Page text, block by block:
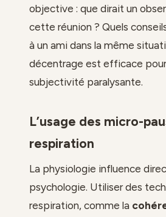
objective : que dirait un
cette réunion ? Quels
à un ami dans la même
décentrage est efficace
subjectivité paralysante.
L’usage des micro-
respiration
La physiologie influence
psychologie. Utiliser des
respiration, comme la